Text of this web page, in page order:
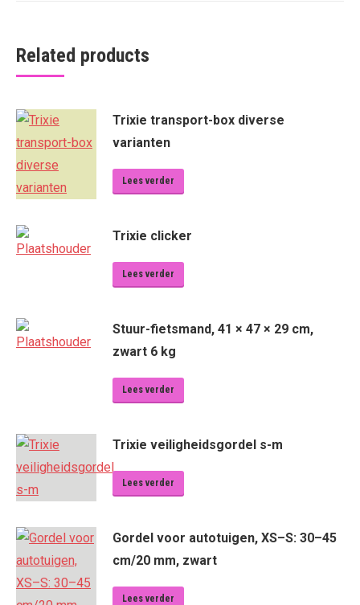
Related products
Trixie transport-box diverse
varianten
Lees verder
Trixie clicker
Lees verder
Stuur-fietsmand, 41 × 47 × 29 cm,
zwart 6 kg
Lees verder
Trixie veiligheidsgordel s-m
Lees verder
Gordel voor autotuigen, XS–S: 30–45
cm/20 mm, zwart
Lees verder